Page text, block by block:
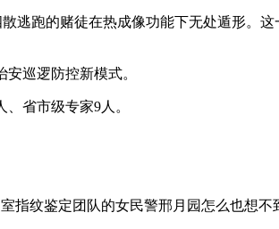
跑的赌徒在热成像功能下无处遁形。
巡逻防控新模式。
省市级专家9人。
纹鉴定团队的女民警邢月园怎么也想